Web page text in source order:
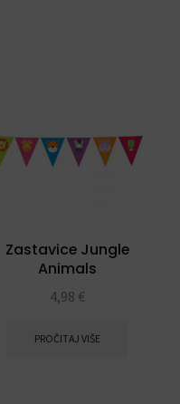
Zastavice Jungle
Animals
4,98 €
PROČITAJ VIŠE